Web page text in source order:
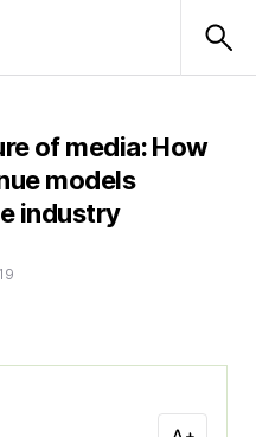
of media: How
models
industry